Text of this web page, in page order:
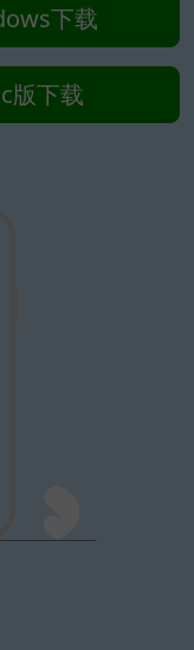
下载
版下载